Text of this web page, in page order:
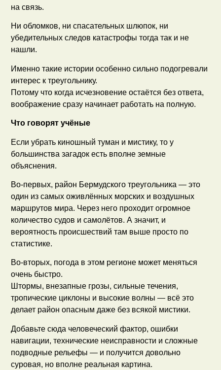
на связь.
Ни обломков, ни спасательных шлюпок, ни
убедительных следов катастрофы тогда так и не
нашли.
Именно такие истории особенно сильно подогревали
интерес к треугольнику.
Потому что когда исчезновение остаётся без ответа,
воображение сразу начинает работать на полную.
Что говорят учёные
Если убрать киношный туман и мистику, то у
большинства загадок есть вполне земные
объяснения.
Во-первых, район Бермудского треугольника — это
один из самых оживлённых морских и воздушных
маршрутов мира. Через него проходит огромное
количество судов и самолётов. А значит, и
вероятность происшествий там выше просто по
статистике.
Во-вторых, погода в этом регионе может меняться
очень быстро.
Штормы, внезапные грозы, сильные течения,
тропические циклоны и высокие волны — всё это
делает район опасным даже без всякой мистики.
Добавьте сюда человеческий фактор, ошибки
навигации, технические неисправности и сложные
подводные рельефы — и получится довольно
суровая, но вполне реальная картина.